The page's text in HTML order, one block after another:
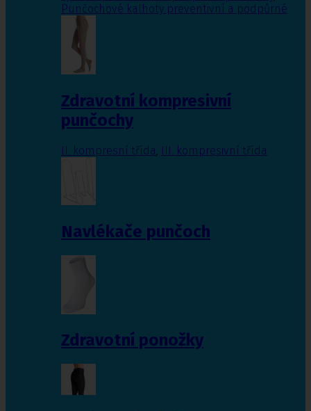
Punčochové kalhoty preventivní a podpůrné
Zdravotní kompresivní
punčochy
II. kompresní třída III. kompresivní třída
Navlékače punčoch
Zdravotní ponožky